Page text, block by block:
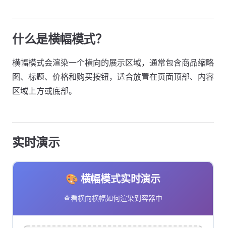
什么是横幅模式？
横幅模式会渲染一个横向的展示区域，通常包含商品缩略
图、标题、价格和购买按钮，适合放置在页面顶部、内容
区域上方或底部。
实时演示
🎨 横幅模式实时演示
查看横向横幅如何渲染到容器中